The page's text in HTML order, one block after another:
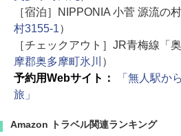
［宿泊］NIPPONIA 小菅 源流の
村3155-1）
［チェックアウト］JR青梅線「
摩郡奥多摩町氷川
）
予約用Webサイト：
「無人駅か
旅」
Amazon トラベル関連ランキング